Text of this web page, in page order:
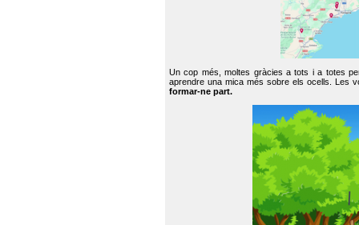
Un cop més, moltes gràcies a tots i a totes
aprendre una mica més sobre els ocells. Les
formar-ne part.